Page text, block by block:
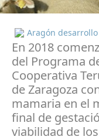
Aragón
En 2018
del Programa
Cooperativa
de Zaragoza
mamaria en el
final de
viabilidad de